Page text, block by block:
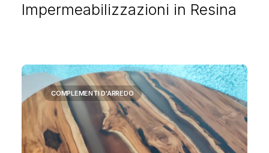
Impermeabilizzazioni in Resina
COMPLEMENTI D'ARREDO